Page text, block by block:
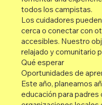
todos los campistas.
Los cuidadores
cerca o conectar con
accesibles. Nuestro
relajado y comunitario
Qué esperar
Oportunidades de
Este año, planeamos
educación para